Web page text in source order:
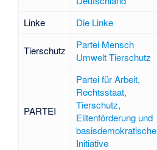
Linke Die Linke
Tierschutz
Partei Mensch
Umwelt Tierschutz
PARTEI
Partei für Arbeit,
Rechtsstaat,
Tierschutz,
Elitenförderung und
basisdemokratische
Initiative